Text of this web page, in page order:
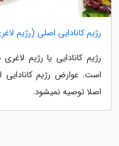
رژیم کانادایی اصلی (رژیم لاغری 15
است. عوارض رژیم
اصلا توصیه نمیشود.